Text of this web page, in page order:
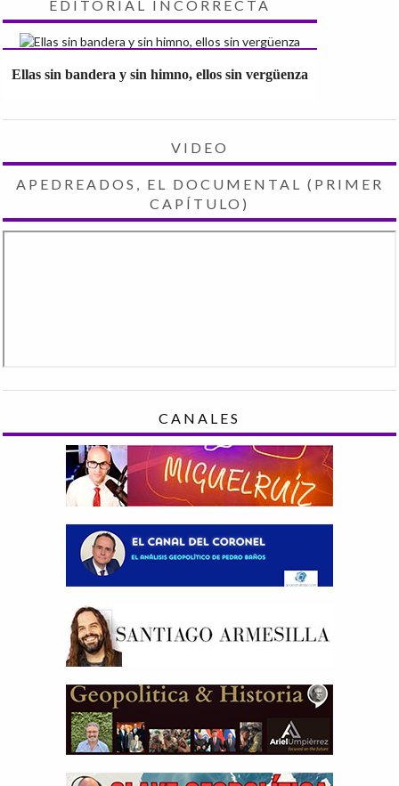
EDITORIAL INCORRECTA
Ellas sin bandera y sin himno, ellos sin vergüenza
VIDEO
APEDREADOS, EL DOCUMENTAL (PRIMER
CAPÍTULO)
CANALES